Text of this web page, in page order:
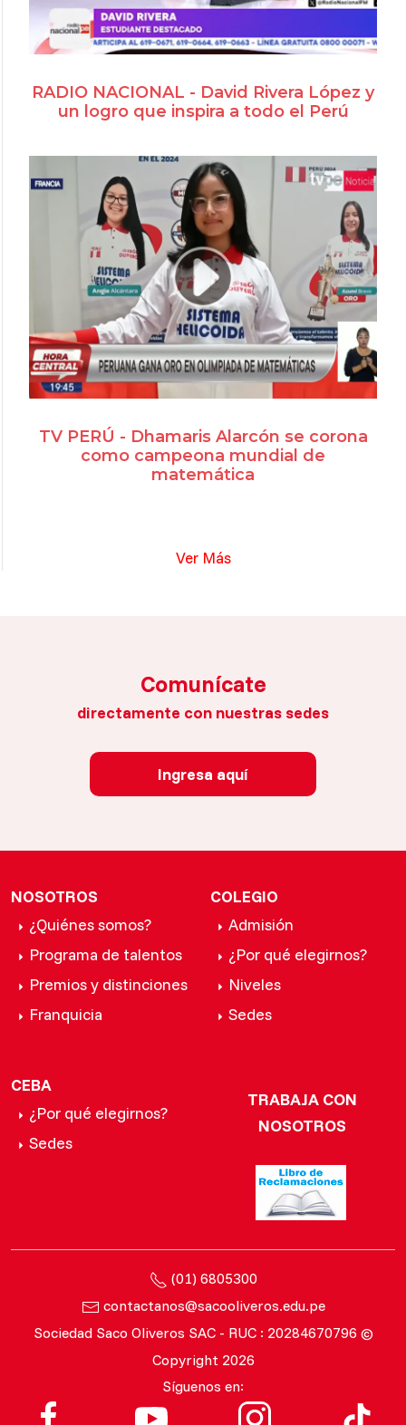
RADIO NACIONAL - David Rivera López y
un logro que inspira a todo el Perú
TV PERÚ - Dhamaris Alarcón se corona
como campeona mundial de
matemática
Ver Más
Comunícate
directamente con nuestras sedes
Ingresa aquí
NOSOTROS
¿Quiénes somos?
Programa de talentos
Premios y distinciones
Franquicia
COLEGIO
Admisión
¿Por qué elegirnos?
Niveles
Sedes
CEBA
¿Por qué elegirnos?
Sedes
TRABAJA CON
NOSOTROS
(01) 6805300
contactanos@sacooliveros.edu.pe
Sociedad Saco Oliveros SAC - RUC : 20284670796 ©
Copyright 2026
Síguenos en: